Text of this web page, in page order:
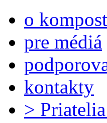
o
pre médiá
kontakty
>